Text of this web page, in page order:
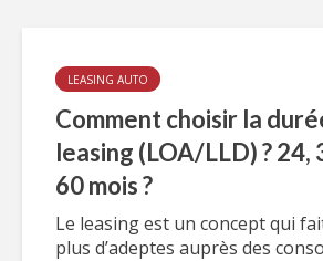
LEASING AUTO
Comment choisir la
leasing (LOA/LLD) ? 24,
60 mois ?
Le leasing est un concept qui
plus d’adeptes auprès des